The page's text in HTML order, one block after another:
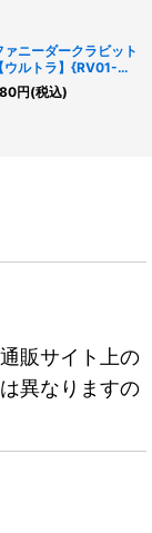
ァニーダークラビット
【ウルトラ】{RV01-
《モンスター》
円(税込)
販サイト上の
異なりますの